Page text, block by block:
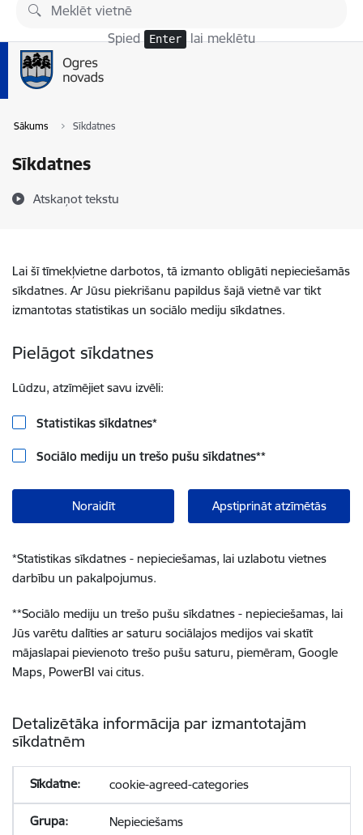
Pāriet uz lapas saturu
Spied Enter lai meklētu
Sākums Sīkdatnes
Sīkdatnes
Atskaņot tekstu
Lai šī tīmekļvietne darbotos, tā izmanto obligāti nepieciešamās
sīkdatnes. Ar Jūsu piekrišanu papildus šajā vietnē var tikt
izmantotas statistikas un sociālo mediju sīkdatnes.
Pielāgot sīkdatnes
Lūdzu, atzīmējiet savu izvēli:
Statistikas sīkdatnes*
Sociālo mediju un trešo pušu sīkdatnes**
Noraidīt Apstiprināt atzīmētās
*Statistikas sīkdatnes - nepieciešamas, lai uzlabotu vietnes
darbību un pakalpojumus.
**Sociālo mediju un trešo pušu sīkdatnes - nepieciešamas, lai
Jūs varētu dalīties ar saturu sociālajos medijos vai skatīt
mājaslapai pievienoto trešo pušu saturu, piemēram, Google
Maps, PowerBI vai citus.
Detalizētāka informācija par izmantotajām
sīkdatnēm
cookie-agreed-categories
Nepieciešams